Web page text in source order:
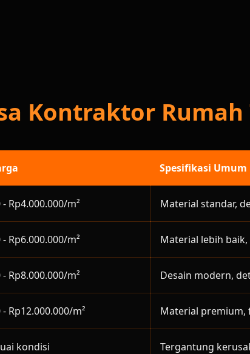
Kontraktor
Spesifikasi Umum
Rp4.000.000/m² Material standar,
Rp6.000.000/m² Material lebih
Rp8.000.000/m² Desain modern,
Rp12.000.000/m² Material premium,
kondisi Tergantung